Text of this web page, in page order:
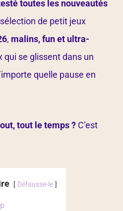
toutes les nouveautés
de petit jeux
, malins, fun et ultra-
qui se glissent dans un
quelle pause en
tout le temps ?C’est
Défausse-le